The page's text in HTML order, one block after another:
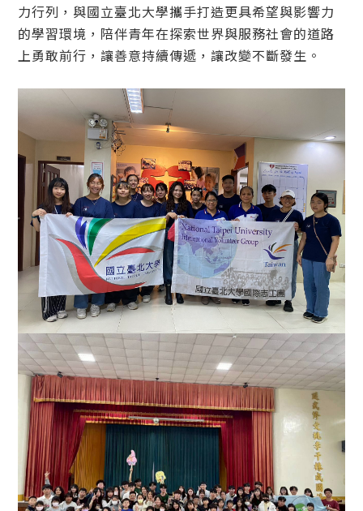
力行列，與國立臺北大學攜手打造更具希望與影響力
的學習環境，陪伴青年在探索世界與服務社會的道路
上勇敢前行，讓善意持續傳遞，讓改變不斷發生。